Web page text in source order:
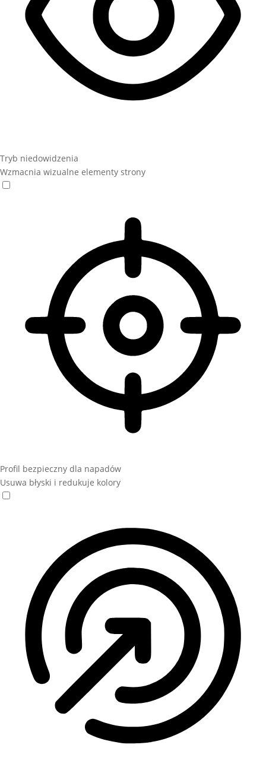
Tryb niedowidzenia
Wzmacnia wizualne elementy strony
Profil bezpieczny dla napadów
Usuwa błyski i redukuje kolory